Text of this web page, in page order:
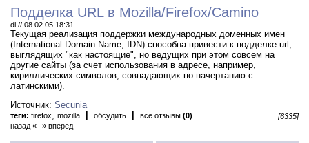
Подделка URL в Mozilla/Firefox/Camino
dl // 08.02.05 18:31
Текущая реализация поддержки международных доменных имен
(International Domain Name, IDN) способна привести к подделке url,
выглядящих "как настоящие", но ведущих при этом совсем на
другие сайты (за счет использования в адресе, например,
кириллических символов, совпадающих по начертанию с
латинскими).
Источник: Secunia
теги: firefox, mozilla обсудить все отзывы (0)
[6335]
назад «
» вперед